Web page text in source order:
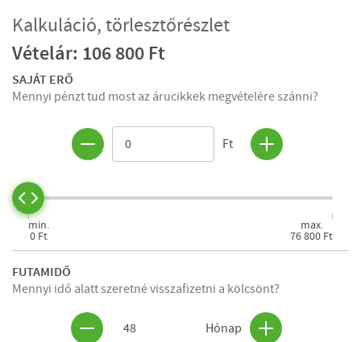
Kalkuláció, törlesztőrészlet
Vételár: 106 800 Ft
SAJÁT ERŐ
Mennyi pénzt tud most az árucikkek megvételére szánni?
Ft
min.
0 Ft
max.
76 800 Ft
FUTAMIDŐ
Mennyi idő alatt szeretné visszafizetni a kölcsönt?
48 Hónap